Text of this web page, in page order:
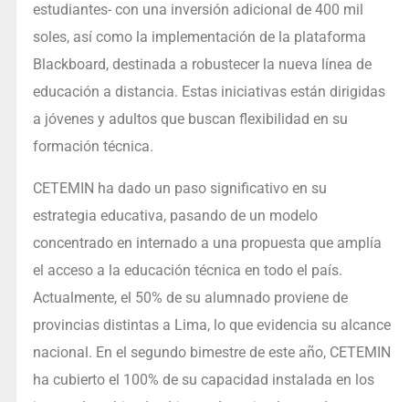
estudiantes- con una inversión adicional de 400 mil
soles, así como la implementación de la plataforma
Blackboard, destinada a robustecer la nueva línea de
educación a distancia. Estas iniciativas están dirigidas
a jóvenes y adultos que buscan flexibilidad en su
formación técnica.
CETEMIN ha dado un paso significativo en su
estrategia educativa, pasando de un modelo
concentrado en internado a una propuesta que amplía
el acceso a la educación técnica en todo el país.
Actualmente, el 50% de su alumnado proviene de
provincias distintas a Lima, lo que evidencia su alcance
nacional. En el segundo bimestre de este año, CETEMIN
ha cubierto el 100% de su capacidad instalada en los